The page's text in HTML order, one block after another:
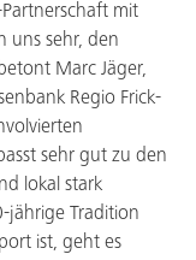
mit
uns sehr, den
Marc Jäger,
Regio Frick-
sehr gut zu den
lokal stark
jährige Tradition
ist, geht es